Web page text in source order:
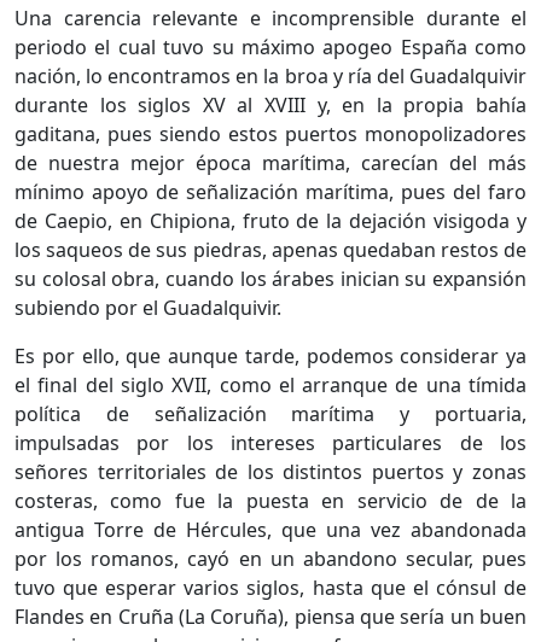
Una carencia relevante e incomprensible durante el
periodo el cual tuvo su máximo apogeo España como
nación, lo encontramos en la broa y ría del Guadalquivir
durante los siglos XV al XVIII y, en la propia bahía
gaditana, pues siendo estos puertos monopolizadores
de nuestra mejor época marítima, carecían del más
mínimo apoyo de señalización marítima, pues del faro
de Caepio, en Chipiona, fruto de la dejación visigoda y
los saqueos de sus piedras, apenas quedaban restos de
su colosal obra, cuando los árabes inician su expansión
subiendo por el Guadalquivir.
Es por ello, que aunque tarde, podemos considerar ya
el final del siglo XVII, como el arranque de una tímida
política de señalización marítima y portuaria,
impulsadas por los intereses particulares de los
señores territoriales de los distintos puertos y zonas
costeras, como fue la puesta en servicio de de la
antigua Torre de Hércules, que una vez abandonada
por los romanos, cayó en un abandono secular, pues
tuvo que esperar varios siglos, hasta que el cónsul de
Flandes en Cruña (La Coruña), piensa que sería un buen